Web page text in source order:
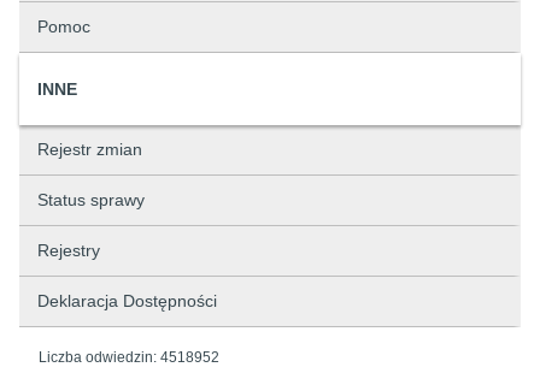
Pomoc
INNE
Rejestr zmian
Status sprawy
Rejestry
Deklaracja Dostępności
Liczba odwiedzin: 4518952